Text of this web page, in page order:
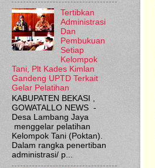
Tertibkan
Administrasi
Dan
Pembukuan
Setiap
Kelompok
Tani, Plt Kades Kimlan
Gandeng UPTD Terkait
Gelar Pelatihan
KABUPATEN BEKASI ,
GOWATALLO NEWS -
Desa Lambang Jaya
menggelar pelatihan
Kelompok Tani (Poktan).
Dalam rangka penertiban
administrasi/ p...